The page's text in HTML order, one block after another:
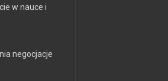
w nauce i
negocjacje